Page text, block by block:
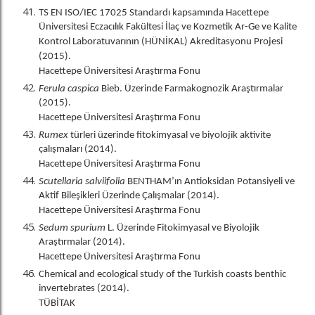
TS EN ISO/IEC 17025 Standardı kapsamında Hacettepe
Üniversitesi Eczacılık Fakültesi İlaç ve Kozmetik Ar-Ge ve Kalite
Kontrol Laboratuvarının (HÜNİKAL) Akreditasyonu Projesi
(2015).
Hacettepe Üniversitesi Araştırma Fonu
Ferula caspica Bieb. Üzerinde Farmakognozik Araştırmalar
(2015).
Hacettepe Üniversitesi Araştırma Fonu
Rumex türleri üzerinde fitokimyasal ve biyolojik aktivite
çalışmaları (2014).
Hacettepe Üniversitesi Araştırma Fonu
Scutellaria salviifolia BENTHAM’ın Antioksidan Potansiyeli ve
Aktif Bileşikleri Üzerinde Çalışmalar (2014).
Hacettepe Üniversitesi Araştırma Fonu
Sedum spurium L. Üzerinde Fitokimyasal ve Biyolojik
Araştırmalar (2014).
Hacettepe Üniversitesi Araştırma Fonu
Chemical and ecological study of the Turkish coasts benthic
invertebrates (2014).
TÜBİTAK